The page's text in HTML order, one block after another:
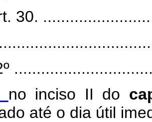
30.
no inciso II do
até o dia útil